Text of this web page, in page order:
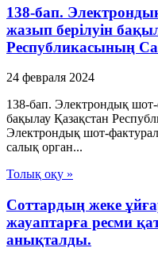
138-бап.
жазып берілуін
Республикасының
24 февраля 2024
138-бап. Электрондық
бақылау Қазақстан
Электрондық шот-
салық орган...
Толық оқу »
Соттардың жеке
жауаптарға ресми
анықталды.